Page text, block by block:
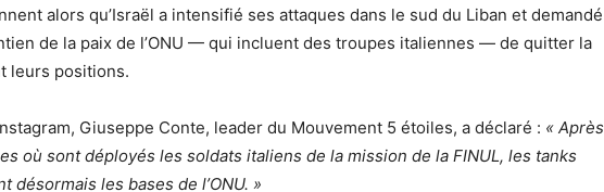
alors qu’Israël a intensifié ses attaques dans le sud du Liban et demandé
de la paix de l’ONU — qui incluent des troupes italiennes — de quitter la
leurs positions.
Giuseppe Conte, leader du Mouvement 5 étoiles, a déclaré : « Après
où sont déployés les soldats italiens de la mission de la FINUL, les tanks
désormais les bases de l’ONU. »